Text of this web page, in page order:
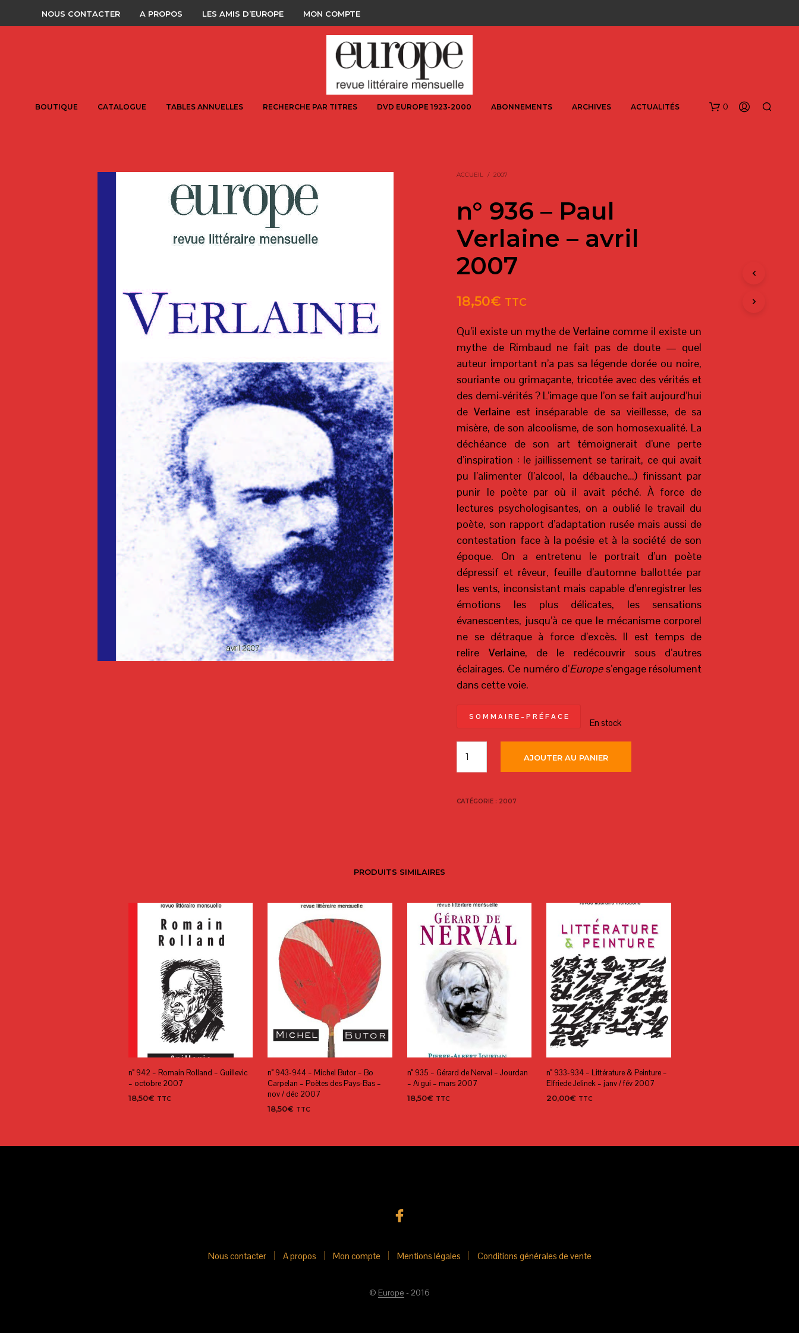
NOUS CONTACTER A PROPOS LES AMIS D’EUROPE MON COMPTE
BOUTIQUE CATALOGUE TABLES ANNUELLES RECHERCHE PAR TITRES DVD EUROPE 1923-2000 ABONNEMENTS ARCHIVES ACTUALITÉS 0
ACCUEIL / 2007
n° 936 – Paul
Verlaine – avril
2007
18,50€ TTC
Qu’il existe un mythe deVerlaine comme il existe un
mythe de Rimbaud ne fait pas de doute — quel
auteur important n’a pas sa légende dorée ou noire,
souriante ou grimaçante, tricotée avec des vérités et
des demi-vérités ? L’image que l’on se fait aujourd’hui
de Verlaine est inséparable de sa vieillesse, de sa
misère, de son alcoolisme, de son homosexualité. La
déchéance de son art témoignerait d’une perte
d’inspiration : le jaillissement se tarirait, ce qui avait
pu l’alimenter (l’alcool, la débauche…) finissant par
punir le poète par où il avait péché. À force de
lectures psychologisantes, on a oublié le travail du
poète, son rapport d’adaptation rusée mais aussi de
contestation face à la poésie et à la société de son
époque. On a entretenu le portrait d’un poète
dépressif et rêveur, feuille d’automne ballottée par
les vents, inconsistant mais capable d’enregistrer les
émotions les plus délicates, les sensations
évanescentes, jusqu’à ce que le mécanisme corporel
ne se détraque à force d’excès. Il est temps de
relire Verlaine, de le redécouvrir sous d’autres
éclairages. Ce numéro d’Europes’engage résolument
dans cette voie.
S O M M A I R E – P R É F A C E
En stock
AJOUTER AU PANIER
CATÉGORIE : 2007
PRODUITS SIMILAIRES
n° 942 – Romain Rolland – Guillevic
– octobre 2007
18,50€ TTC
n° 943-944 – Michel Butor – Bo
Carpelan – Poètes des Pays-Bas –
nov / déc 2007
18,50€ TTC
n° 935 – Gérard de Nerval – Jourdan
– Aïgui – mars 2007
18,50€ TTC
n° 933-934 – Littérature & Peinture –
Elfriede Jelinek – janv / fév 2007
20,00€ TTC
Nous contacter A propos Mon compte Mentions légales Conditions générales de vente
© Europe - 2016